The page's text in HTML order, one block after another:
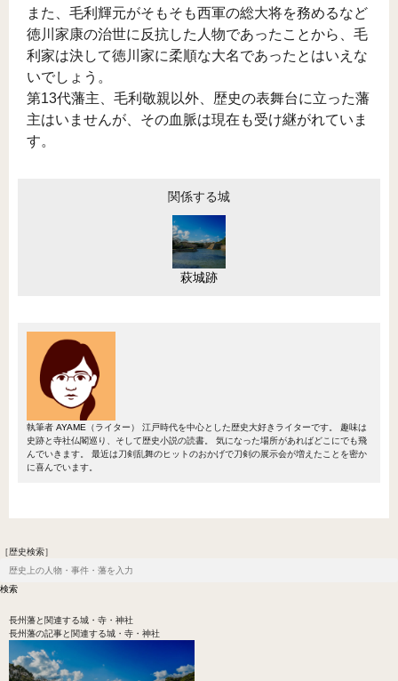
また、毛利輝元がそもそも西軍の総大将を務めるなど
徳川家康の治世に反抗した人物であったことから、毛
利家は決して徳川家に柔順な大名であったとはいえな
いでしょう。
第13代藩主、毛利敬親以外、歴史の表舞台に立った藩
主はいませんが、その血脈は現在も受け継がれていま
す。
関係する城
萩城跡
執筆者 AYAME （ライター）
江戸時代を中心とした歴史大好きライターです。 趣味は
史跡と寺社仏閣巡り、そして歴史小説の読書。 気になった場所があればどこにでも飛
んでいきます。 最近は刀剣乱舞のヒットのおかげで刀剣の展示会が増えたことを密か
に喜んでいます。
［歴史検索］
長州藩と関連する城・寺・神社
長州藩の記事と関連する城・寺・神社